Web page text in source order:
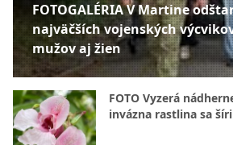
FOTOGALÉRIA V Martine
najväčších vojenských
mužov aj žien
FOTO Vyzerá
invázna rastlina sa